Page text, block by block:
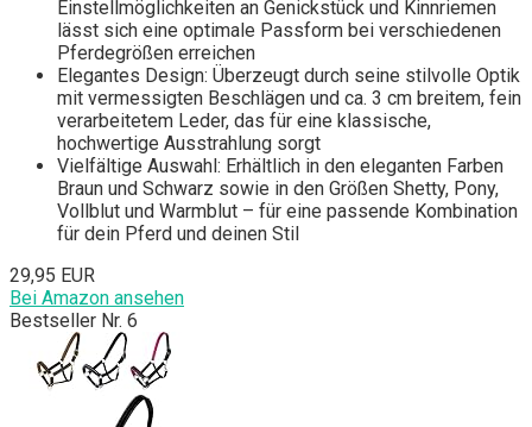
Einstellmöglichkeiten an Genickstück und Kinnriemen
lässt sich eine optimale Passform bei verschiedenen
Pferdegrößen erreichen
Elegantes Design: Überzeugt durch seine stilvolle Optik
mit vermessigten Beschlägen und ca. 3 cm breitem, fein
verarbeitetem Leder, das für eine klassische,
hochwertige Ausstrahlung sorgt
Vielfältige Auswahl: Erhältlich in den eleganten Farben
Braun und Schwarz sowie in den Größen Shetty, Pony,
Vollblut und Warmblut – für eine passende Kombination
für dein Pferd und deinen Stil
29,95 EUR
Bei Amazon ansehen
Bestseller Nr. 6